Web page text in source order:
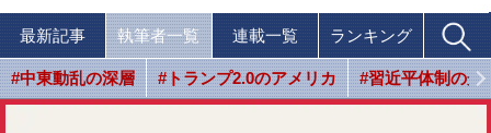
最新記事 執筆者一覧 連載一覧 ランキング
#中東動乱の深層 #トランプ2.0のアメリカ #習近平体制の光